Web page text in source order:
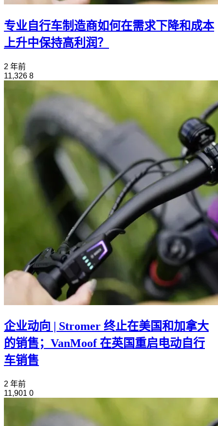
专业自行车制造商如何在需求下降和成本
上升中保持高利润？
2 年前
11,326 8
企业动向 | Stromer 终止在美国和加拿大
的销售；VanMoof 在英国重启电动自行
车销售
2 年前
11,901 0